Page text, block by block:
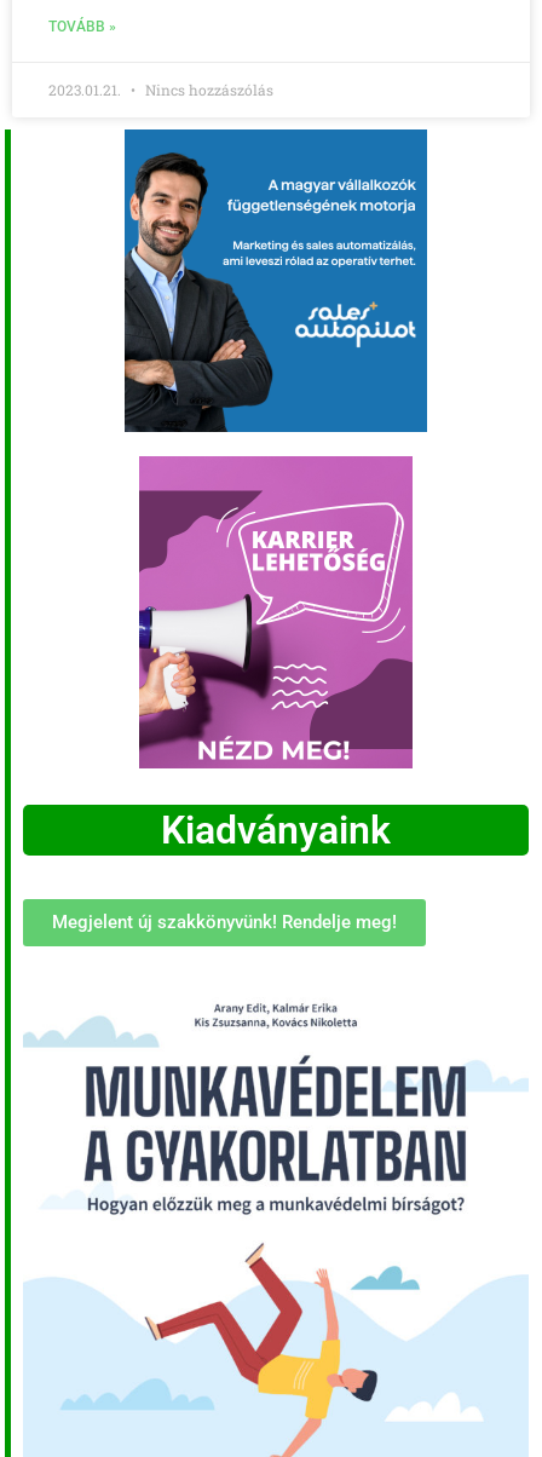
TOVÁBB »
2023.01.21. Nincs hozzászólás
Kiadványaink
Megjelent új szakkönyvünk! Rendelje meg!